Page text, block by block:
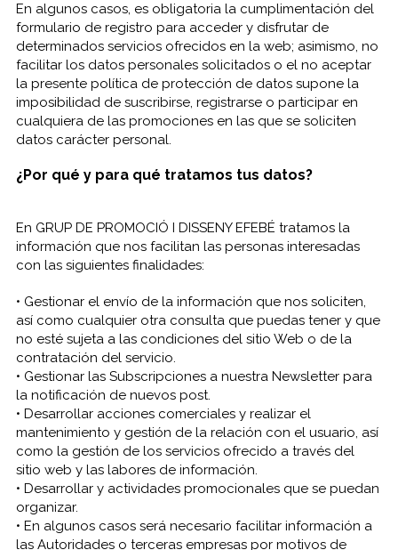
En algunos casos, es obligatoria la cumplimentación del
formulario de registro para acceder y disfrutar de
determinados servicios ofrecidos en la web; asimismo, no
facilitar los datos personales solicitados o el no aceptar
la presente política de protección de datos supone la
imposibilidad de suscribirse, registrarse o participar en
cualquiera de las promociones en las que se soliciten
datos carácter personal.
¿Por qué y para qué tratamos tus datos?
En GRUP DE PROMOCIÓ I DISSENY EFEBÉ tratamos la
información que nos facilitan las personas interesadas
con las siguientes finalidades:
• Gestionar el envío de la información que nos soliciten,
así como cualquier otra consulta que puedas tener y que
no esté sujeta a las condiciones del sitio Web o de la
contratación del servicio.
• Gestionar las Subscripciones a nuestra Newsletter para
la notificación de nuevos post.
• Desarrollar acciones comerciales y realizar el
mantenimiento y gestión de la relación con el usuario, así
como la gestión de los servicios ofrecido a través del
sitio web y las labores de información.
• Desarrollar y actividades promocionales que se puedan
organizar.
• En algunos casos será necesario facilitar información a
las Autoridades o terceras empresas por motivos de